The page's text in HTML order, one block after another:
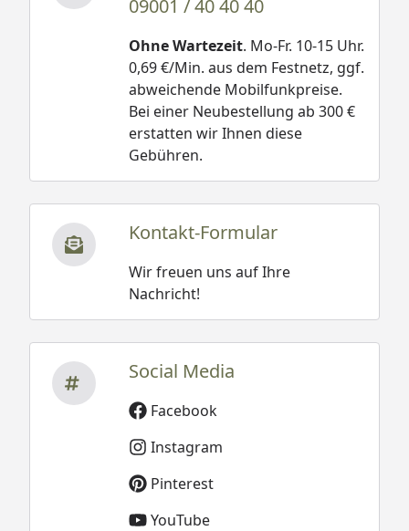
09001 / 40 40 40
Ohne Wartezeit. Mo-Fr. 10-15 Uhr.
0,69 €/Min. aus dem Festnetz, ggf.
abweichende Mobilfunkpreise.
Bei einer Neubestellung ab 300 €
erstatten wir Ihnen diese
Gebühren.
Kontakt-Formular
Wir freuen uns auf Ihre
Nachricht!
Social Media
Facebook
Instagram
Pinterest
YouTube